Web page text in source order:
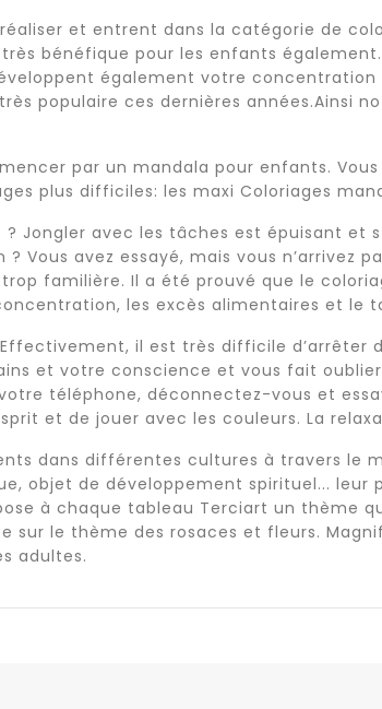
et entrent dans la catégorie de
bénéfique pour les enfants
également votre
populaire ces dernières années.Ainsi
par un mandala pour enfants.
plus difficiles: les maxi Coloriages
Jongler avec les tâches est épuisant et
Vous avez essayé, mais vous n’arrivez
familière. Il a été prouvé que le
les excès alimentaires et le
il est très difficile d’arrêter
et votre conscience et vous fait
téléphone, déconnectez-vous et
et de jouer avec les couleurs. La
dans différentes cultures à travers le
objet de développement spirituel... leur
à chaque tableau Terciart un thème
sur le thème des rosaces et fleurs.
adultes.